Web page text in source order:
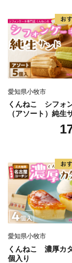
愛知県小牧市
くんねこ シフォ
（アソート）純生
愛知県小牧市
くんねこ 濃厚カ
個入り